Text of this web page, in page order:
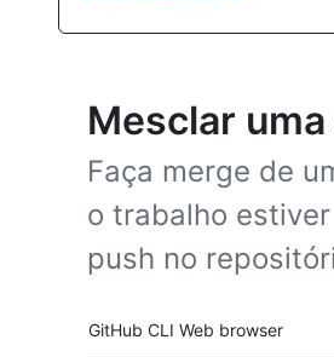
Mesclar
Faça merge de
o trabalho
push no
Tool navigation
GitHub CLI Web browser